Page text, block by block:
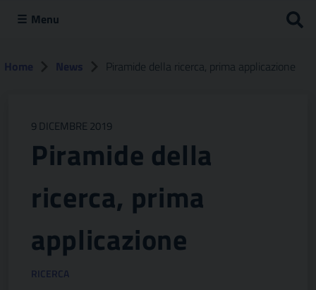
Menu
Home News Piramide della ricerca, prima applicazione
9 DICEMBRE 2019
Piramide della
ricerca, prima
applicazione
RICERCA